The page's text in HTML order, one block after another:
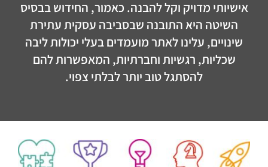
אישיותי מדויק וקל להבנה. כאמור, החידוש בבסיס
השיטה היא התובנה שבסביבה עסקית עתירת
שינויים, עלינו לאתר מועמדים בעלי יכולות ליבה
שכליות, רגשיות וחברתיות, המאפשרות להם
להסתגל טוב יותר לבלתי צפוי.